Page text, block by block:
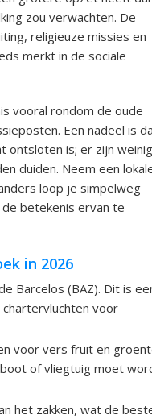
zou verwachten. De
religieuze missies en
merkt in de sociale
vooral rondom de oude
Een nadeel is
ontsloten is; er zijn weinig
duiden. Neem een
loop je simpelweg
betekenis ervan te
in 2026
Barcelos (BAZ). Dit is
chartervluchten voor
voor vers fruit en
of vliegtuig moet
het zakken, wat de